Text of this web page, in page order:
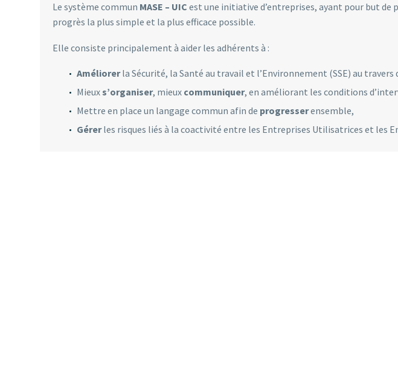
Le système commun MASE – UIC est une initiative d’entreprises, ayant pour but de
progrès la plus simple et la plus efficace possible.
Elle consiste principalement à aider les adhérents à :
Améliorerla Sécurité, la Santé au travail et l’Environnement (SSE) au
Mieuxs’organiser, mieux communiquer, en améliorant les conditions
Mettre en place un langage commun afin de progresserensemble,
Gérerles risques liés à la coactivité entre les Entreprises Utilisatrices et les